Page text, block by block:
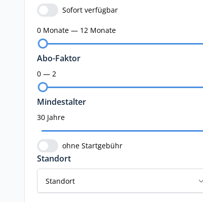
Sofort verfügbar
0 Monate — 12 Monate
Abo-Faktor
0 — 2
Mindestalter
30 Jahre
ohne Startgebühr
Standort
Standort